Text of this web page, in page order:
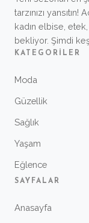
tarzınızı
kadın elbise,
bekliyor. Şimdi
KATEGORILER
Moda
Güzellik
Sağlık
Yaşam
Eğlence
SAYFALAR
Anasayfa